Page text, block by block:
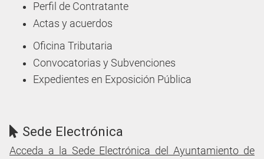
Perfil de Contratante
Actas y acuerdos
Oficina Tributaria
Convocatorias y Subvenciones
Expedientes en Exposición Pública
Sede Electrónica
Acceda a la Sede Electrónica del Ayuntamiento de